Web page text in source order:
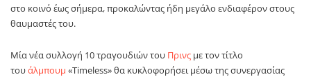
στο κοινό έως σήμερα, προκαλώντας ήδη μεγάλο ενδιαφέρον στους
θαυμαστές του.
Μία νέα συλλογή 10 τραγουδιών του Πρινς με τον τίτλο
τουάλμπουμ «Timeless» θα κυκλοφορήσει μέσω της συνεργασίας